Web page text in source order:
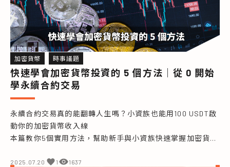
加密貨幣 時事議題
快速學會加密貨幣投資的 5 個方法｜從 0 開始
學永續合約交易
永續合約交易真的能翻轉人生嗎？小資族也能用100 USDT啟
動你的加密貨幣收入線
本篇教你5個實用方法，幫助新手與小資族快速掌握加密貨幣
2025.07.20 1 1637